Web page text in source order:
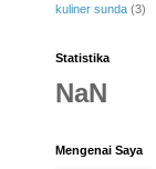
kuliner sunda (3)
Statistika
NaN
Mengenai Saya